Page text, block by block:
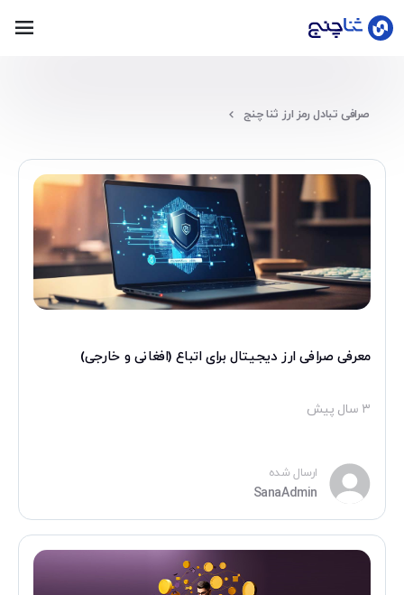
ورود
عضویت
قیمت
لحظه‌ای
متداول
درباره
ما
صرافی تبادل رمز ارز ثنا چنج
معرفی صرافی ارز دیجیتال برای اتباع (افغانی و خارجی)
۳ سال پیش
ارسال شده
SanaAdmin